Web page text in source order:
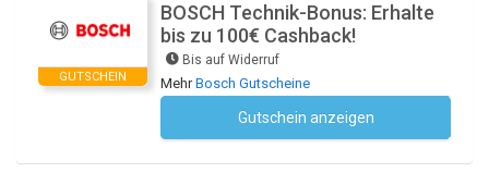
GUTSCHEIN
BOSCH Technik-Bonus: Erhalte
bis zu 100€ Cashback!
Bis auf Widerruf
MehrBosch Gutscheine
Gutschein anzeigen